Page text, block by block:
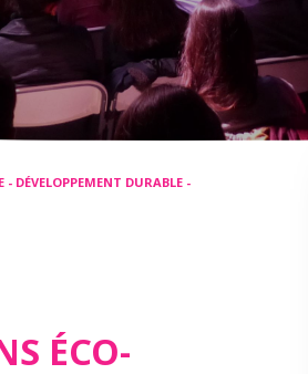
DÉVELOPPEMENT DURABLE -
ÉCO-